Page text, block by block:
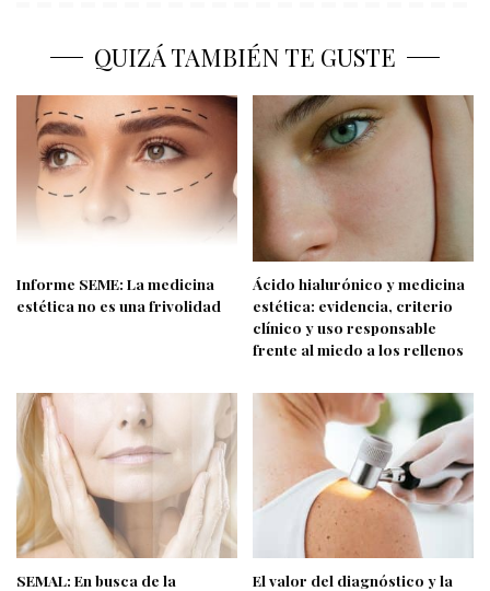
QUIZÁ TAMBIÉN TE GUSTE
Informe SEME: La medicina
estética no es una frivolidad
Ácido hialurónico y medicina
estética: evidencia, criterio
clínico y uso responsable
frente al miedo a los rellenos
SEMAL: En busca de la
El valor del diagnóstico y la